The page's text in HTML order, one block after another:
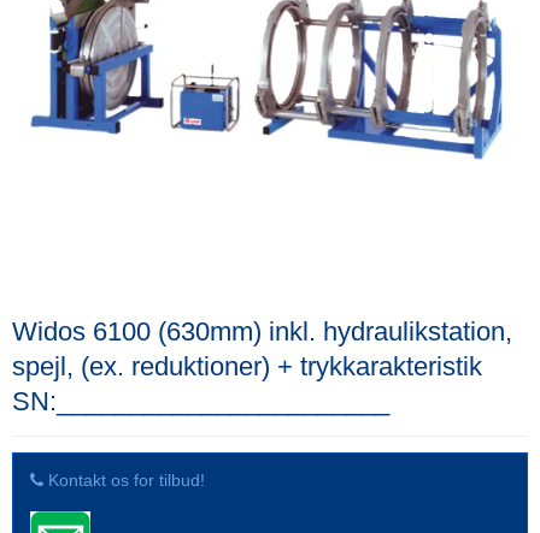
Widos 6100 (630mm) inkl. hydraulikstation,
spejl, (ex. reduktioner) + trykkarakteristik
SN:_______________________
Kontakt os for tilbud!